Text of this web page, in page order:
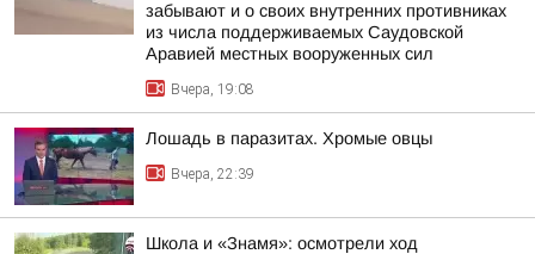
забывают и о своих внутренних противниках
из числа поддерживаемых Саудовской
Аравией местных вооруженных сил
Вчера, 19:08
Лошадь в паразитах. Хромые овцы
Вчера, 22:39
Школа и «Знамя»: осмотрели ход